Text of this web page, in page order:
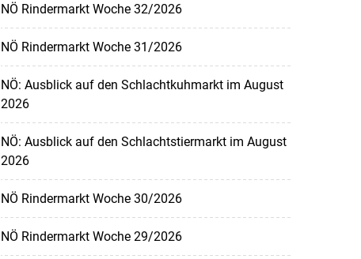
NÖ Rindermarkt Woche 32/2026
NÖ Rindermarkt Woche 31/2026
NÖ: Ausblick auf den Schlachtkuhmarkt im August
2026
NÖ: Ausblick auf den Schlachtstiermarkt im August
2026
NÖ Rindermarkt Woche 30/2026
NÖ Rindermarkt Woche 29/2026